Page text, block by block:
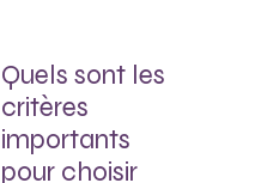
Quels sont les
critères
importants
pour choisir